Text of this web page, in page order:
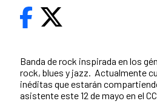
Banda de rock inspirada en los
rock, blues y jazz. Actualmente
inéditas que estarán
asistente este 12 de mayo en el